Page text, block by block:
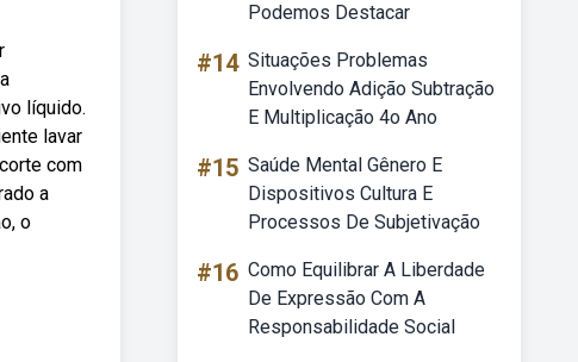
líquido.
lavar
com
a
o
Podemos Destacar
#14 Situações Problemas
Envolvendo Adição Subtração
E Multiplicação 4o Ano
#15 Saúde Mental Gênero E
Dispositivos Cultura E
Processos De Subjetivação
#16 Como Equilibrar A Liberdade
De Expressão Com A
Responsabilidade Social